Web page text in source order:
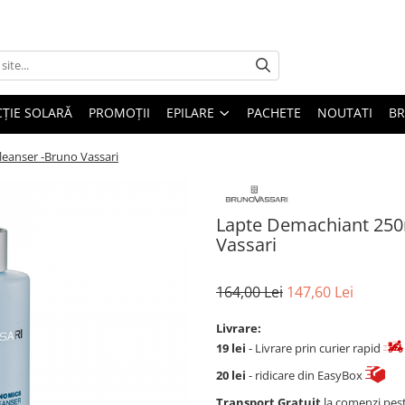
SOLARĂ PROMOȚII EPILARE PACHETE NOUTATI
-Bruno Vassari
Lapte Demachiant
Vassari
164,00 Lei 147,60 Lei
Livrare:
19 lei - Livrare prin curier rapid
20 lei - ridicare din EasyBox